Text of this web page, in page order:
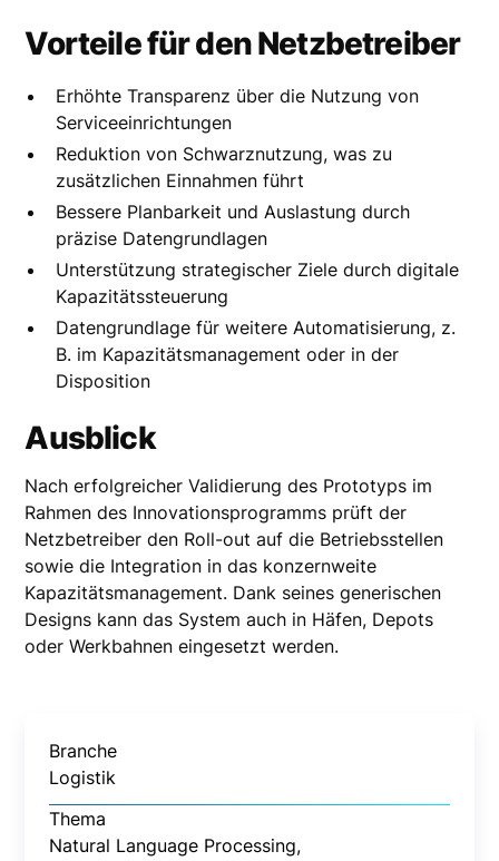
Vorteile für den Netzbetreiber
Erhöhte Transparenz über die Nutzung von
Serviceeinrichtungen
Reduktion von Schwarznutzung, was zu
zusätzlichen Einnahmen führt
Bessere Planbarkeit und Auslastung durch
präzise Datengrundlagen
Unterstützung strategischer Ziele durch digitale
Kapazitätssteuerung
Datengrundlage für weitere Automatisierung, z.
B. im Kapazitätsmanagement oder in der
Disposition
Ausblick
Nach erfolgreicher Validierung des Prototyps im
Rahmen des Innovationsprogramms prüft der
Netzbetreiber den Roll-out auf die Betriebsstellen
sowie die Integration in das konzern­weite
Kapazitäts­management. Dank seines generischen
Designs kann das System auch in Häfen, Depots
oder Werk­bahnen eingesetzt werden.
Branche
Logistik
Thema
Natural Language Processing,